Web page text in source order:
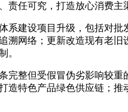
任可究，打造放心消费主
建设项目升级，包括对
网络；更新改造现有老
。
整但受假冒伪劣影响较
特色产品绿色供应链；